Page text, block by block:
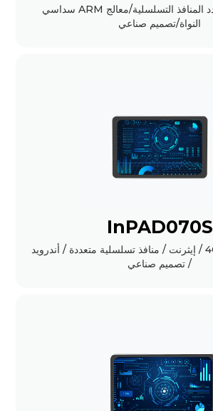
4G/إيثرنت/متعدد المنافذ التسلسلية/معالج ARM سداسي
النواة/تصميم صناعي
InPAD070S
شاشة 7 بوصة / 4G / إيثرنت / منافذ تسلسلية متعددة / أندرويد
/ تصميم صناعي